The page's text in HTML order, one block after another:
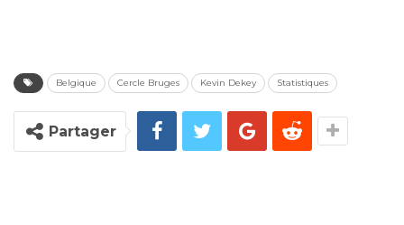
Belgique Cercle Bruges Kevin Dekey Statistiques
Partager